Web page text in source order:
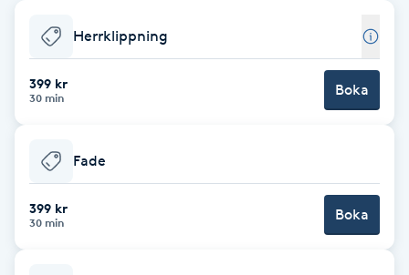
Babylights
Balayage
Barber
Herrklippning
399 kr
30 min Boka
Fade
399 kr
30 min Boka